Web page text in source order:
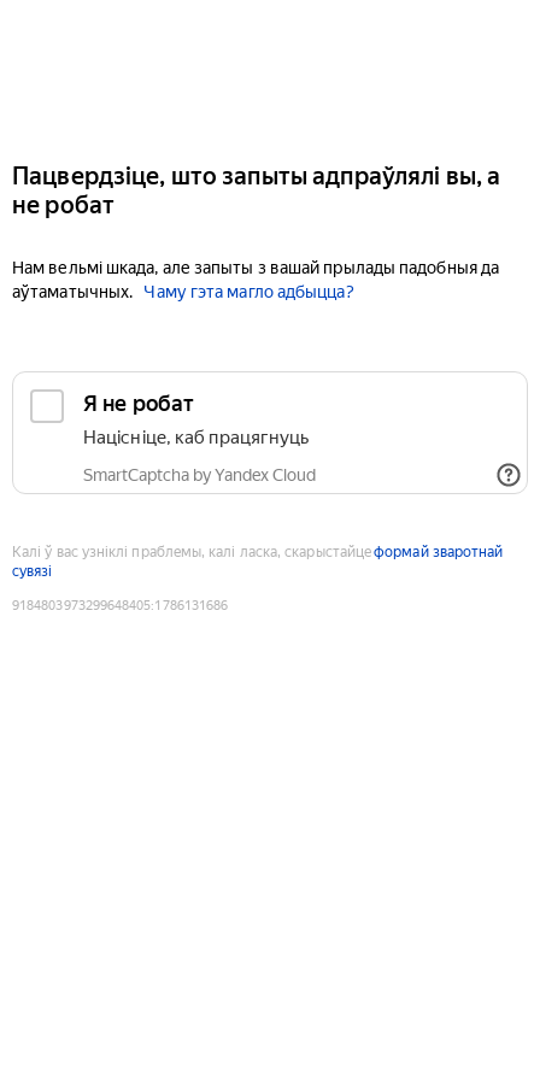
Пацвердзіце, што запыты адпраўлялі вы, а
не робат
Нам вельмі шкада, але запыты з вашай прылады падобныя да
аўтаматычных.
Чаму гэта магло адбыцца?
Я не робат
Націсніце, каб працягнуць
SmartCaptcha by Yandex Cloud
Калі ў вас узніклі праблемы, калі ласка, скарыстайцеформай зваротнай
сувязі
9184803973299648405:1786131686